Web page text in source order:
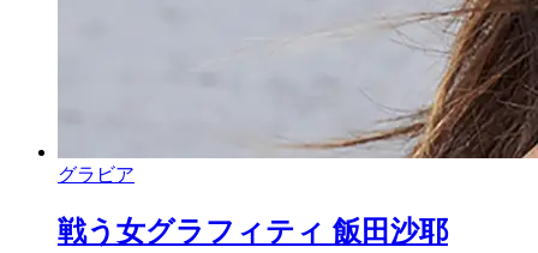
グラビア
戦う女グラフィティ 飯田沙耶